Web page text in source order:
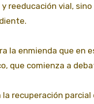
reeducación vial,
la enmienda que en
que comienza a
la recuperación